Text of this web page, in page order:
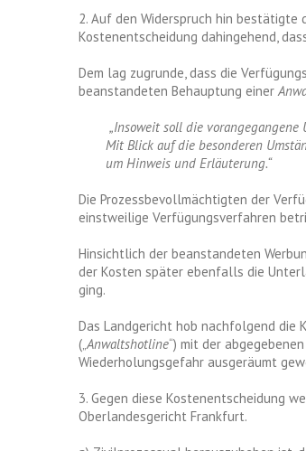
2. Auf den Widerspruch hin
Kostenentscheidung dahingehend,
Dem lag zugrunde, dass die
beanstandeten Behauptung einer
„Insoweit soll die
Mit Blick auf die besonderen
um Hinweis und Erläuterung.“
Die Prozessbevollmächtigten der
einstweilige Verfügungsverfahren
Hinsichtlich der beanstandeten
der Kosten später ebenfalls die
ging.
Das Landgericht hob nachfolgend
(„Anwaltshotline“) mit der
Wiederholungsgefahr ausgeräumt
3. Gegen diese Kostenentscheidung
Oberlandesgericht Frankfurt.